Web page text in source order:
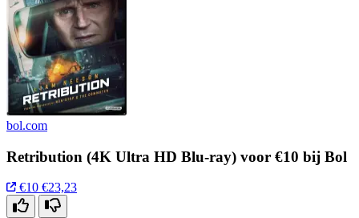
bol.com
Retribution (4K Ultra HD Blu-ray) voor €10 bij Bol
€10 €23,23